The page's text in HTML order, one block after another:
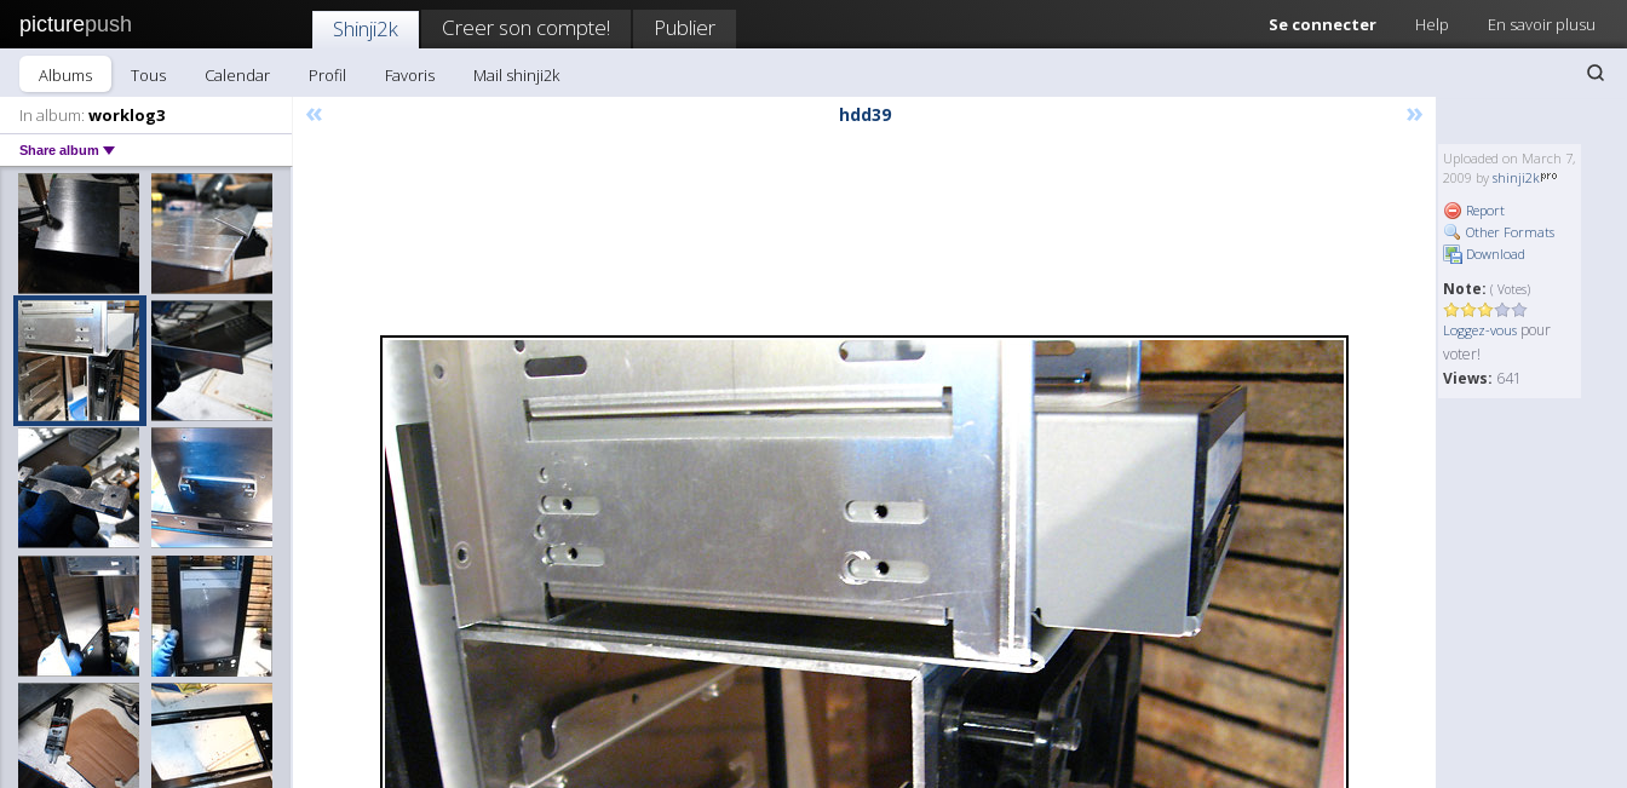
picturepush Se connecter Help En savoir plusu
Shinji2k Creer son compte! Publier
Albums Tous Calendar Profil Favoris
Mail shinji2k
In album: worklog3
Share album
« hdd39 »
Uploaded on March 7,
2009 by shinji2k
Report
Other Formats
Download
Note: ( Votes)
Loggez-vous pour
voter!
Views: 641